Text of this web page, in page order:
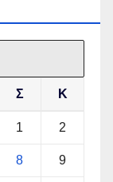
Σ Κ
1 2
8 9